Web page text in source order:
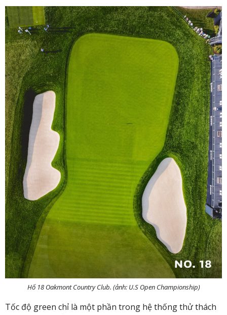
Hố 18 Oakmont Country Club. (ảnh: U.S Open Championship)
Tốc độ green chỉ là một phần trong hệ thống thử thách